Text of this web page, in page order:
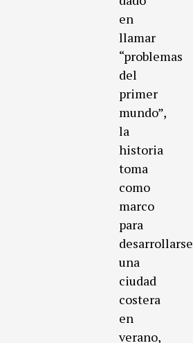
en
llamar
“problemas
del
primer
mundo”,
la
historia
toma
como
marco
para
desarrollarse
una
ciudad
costera
en
verano,